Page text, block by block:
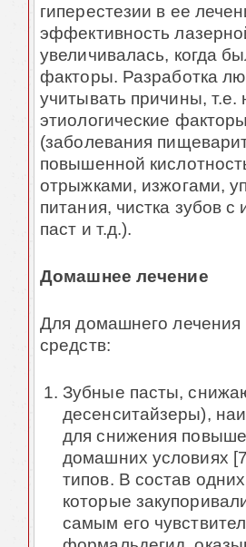
гиперестезии в ее
эффективность
увеличивалась, когда
факторы. Разработка
учитывать причины, т.е.
этиологические
(заболевания
повышенной
отрыжками, изжогами,
питания, чистка зубов
паст и т.д.).
Домашнее лечение
Для домашнего лечения
средств:
Зубные пасты,
десенситайзеры),
для снижения
домашних условиях
типов. В состав
которые
самым его